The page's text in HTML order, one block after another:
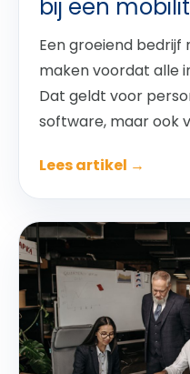
bij een
Een groeiend bedrijf
maken voordat alle
Dat geldt voor
software, maar ook
Lees artikel →